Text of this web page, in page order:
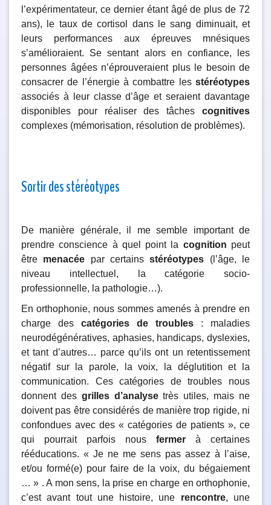
l’expérimentateur, ce dernier étant âgé de plus de 72
ans), le taux de cortisol dans le sang diminuait, et
leurs performances aux épreuves mnésiques
s’amélioraient. Se sentant alors en confiance, les
personnes âgées n’éprouveraient plus le besoin de
consacrer de l’énergie à combattre les stéréotypes
associés à leur classe d’âge et seraient davantage
disponibles pour réaliser des tâches cognitives
complexes (mémorisation, résolution de problèmes).
Sortir des stéréotypes
De manière générale, il me semble important de
prendre conscience à quel point la cognition peut
être menacée par certainsstéréotypes (l’âge, le
niveau intellectuel, la catégorie socio-
professionnelle, la pathologie…).
En orthophonie, nous sommes amenés à prendre en
charge des catégories de troubles : maladies
neurodégénératives, aphasies, handicaps, dyslexies,
et tant d’autres… parce qu’ils ont un retentissement
négatif sur la parole, la voix, la déglutition et la
communication. Ces catégories de troubles nous
donnent des grilles d’analysetrès utiles, mais ne
doivent pas être considérés de manière trop rigide, ni
confondues avec des « catégories de patients », ce
qui pourrait parfois nous fermer à certaines
rééducations. « Je ne me sens pas assez à l’aise,
et/ou formé(e) pour faire de la voix, du bégaiement
… » . A mon sens, la prise en charge en orthophonie,
c’est avant tout une histoire, une rencontre, une